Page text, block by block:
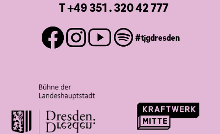
T +49 351 . 320 42 777
#tjgdresden